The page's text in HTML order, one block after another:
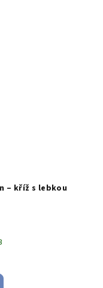
– kříž s lebkou